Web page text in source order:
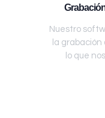
Nuestro
la
lo que